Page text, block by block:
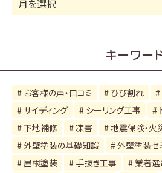
ー
キーワー
お客様の声・口コミ ひび割れ
サイディング
シーリング工事
下地補修
凍害
地震保険・火
外壁塗装の基礎知識
外壁塗装セ
屋根塗装
手抜き工事 業者